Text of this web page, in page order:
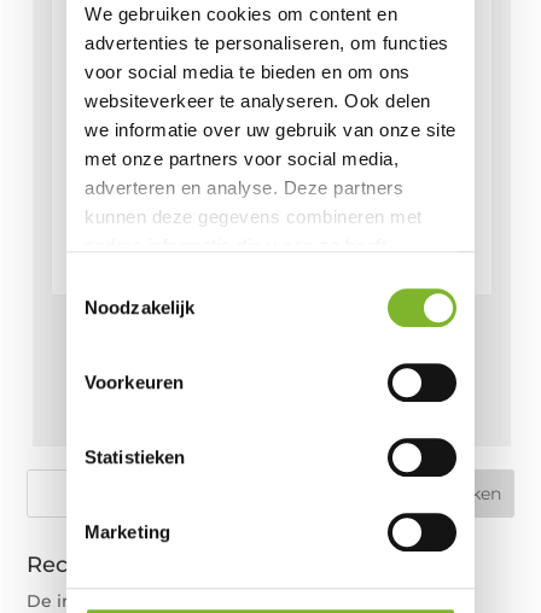
We gebruiken cookies om content en
advertenties te personaliseren, om functies
voor social media te bieden en om ons
websiteverkeer te analyseren. Ook delen
we informatie over uw gebruik van onze site
met onze partners voor social media,
adverteren en analyse. Deze partners
kunnen deze gegevens combineren met
basis van uw gebruik van hun services.
Noodzakelijk
Voorkeuren
Statistieken
Marketing
Order Sylvana van
Recente berichten
De invloed van technologie op slaap